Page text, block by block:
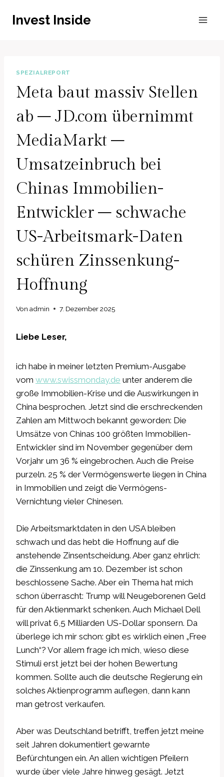
InhaltInvest Inside
SPEZIALREPORT
Meta baut massiv Stellen
ab – JD.com übernimmt
MediaMarkt –
Umsatzeinbruch bei
Chinas Immobilien-
Entwickler – schwache
US-Arbeitsmark-Daten
schüren Zinssenkung-
Hoffnung
Von admin 7. Dezember 2025
Liebe Leser,
ich habe in meiner letzten Premium-Ausgabe
vom www.swissmonday.de unter anderem die
große Immobilien-Krise und die Auswirkungen in
China besprochen. Jetzt sind die erschreckenden
Zahlen am Mittwoch bekannt geworden: Die
Umsätze von Chinas 100 größten Immobilien-
Entwickler sind im November gegenüber dem
Vorjahr um 36 % eingebrochen. Auch die Preise
purzeln. 25 % der Vermögenswerte liegen in China
in Immobilien und zeigt die Vermögens-
Vernichtung vieler Chinesen.
Die Arbeitsmarktdaten in den USA bleiben
schwach und das hebt die Hoffnung auf die
anstehende Zinsentscheidung. Aber ganz ehrlich:
die Zinssenkung am 10. Dezember ist schon
beschlossene Sache. Aber ein Thema hat mich
schon überrascht: Trump will Neugeborenen Geld
für den Aktienmarkt schenken. Auch Michael Dell
will privat 6,5 Milliarden US-Dollar sponsern. Da
überlege ich mir schon: gibt es wirklich einen „Free
Lunch“? Vor allem frage ich mich, wieso diese
Stimuli erst jetzt bei der hohen Bewertung
kommen. Sollte auch die deutsche Regierung ein
solches Aktienprogramm auflegen, dann kann
man getrost verkaufen.
Aber was Deutschland betrifft, treffen jetzt meine
seit Jahren dokumentiert gewarnte
Befürchtungen ein. An allen wichtigen Pfeilern
wurde über viele Jahre hinweg gesägt. Jetzt